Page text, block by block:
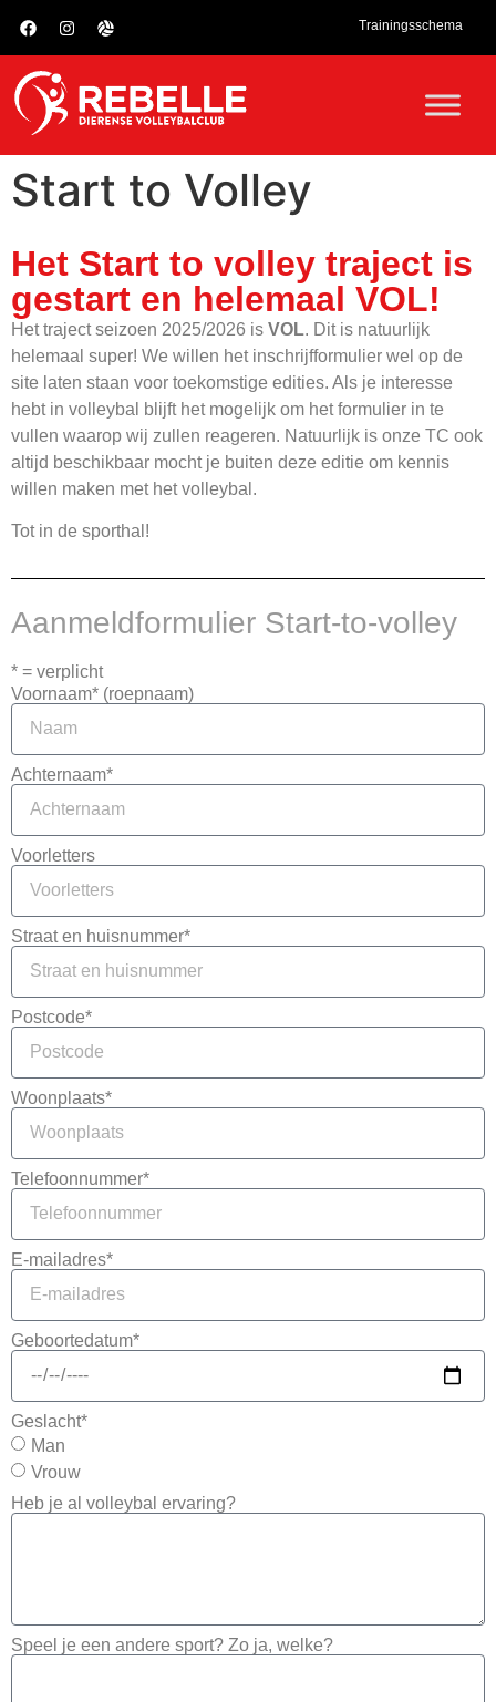
Trainingsschema
Start to Volley
Het Start to volley traject is
gestart en helemaal VOL!
Het traject seizoen 2025/2026 is VOL. Dit is natuurlijk
helemaal super! We willen het inschrijfformulier wel op de
site laten staan voor toekomstige edities. Als je interesse
hebt in volleybal blijft het mogelijk om het formulier in te
vullen waarop wij zullen reageren. Natuurlijk is onze TC ook
altijd beschikbaar mocht je buiten deze editie om kennis
willen maken met het volleybal.
Tot in de sporthal!
Aanmeldformulier Start-to-volley
* = verplicht
Voornaam* (roepnaam)
Achternaam*
Voorletters
Straat en huisnummer*
Postcode*
Woonplaats*
Telefoonnummer*
E-mailadres*
Geboortedatum*
Geslacht*
Man
Vrouw
Heb je al volleybal ervaring?
Speel je een andere sport? Zo ja, welke?